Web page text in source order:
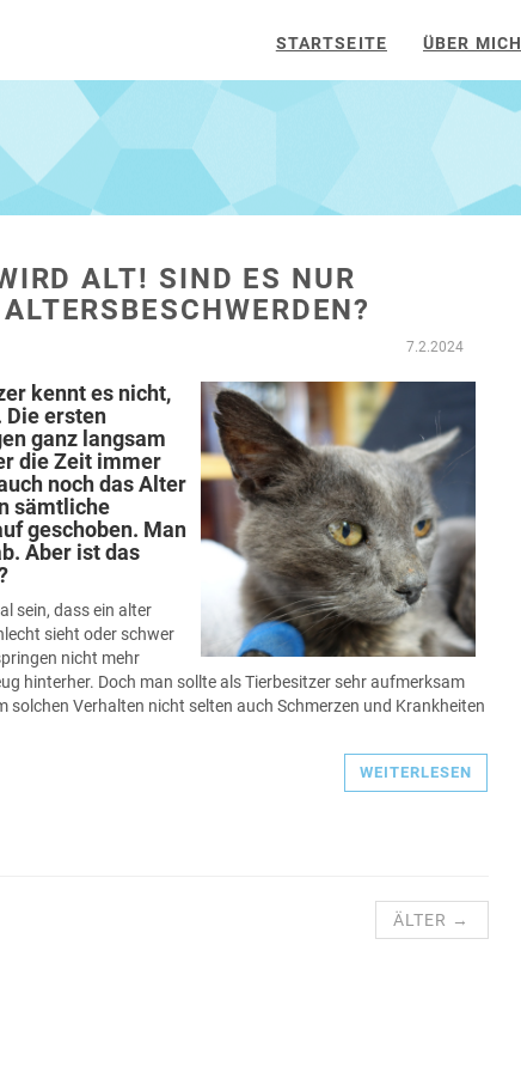
STARTSEITE ÜBER MICH
ALT! SIND ES NUR
7.2.2024
kennt es nicht,
Die ersten
ganz langsam
die Zeit immer
noch das Alter
sämtliche
geschoben. Man
Aber ist das
sein, dass ein alter
sieht oder schwer
nicht mehr
hinterher. Doch man sollte als Tierbesitzer sehr aufmerksam
solchen Verhalten nicht selten auch Schmerzen und Krankheiten
WEITERLESEN
ÄLTER →